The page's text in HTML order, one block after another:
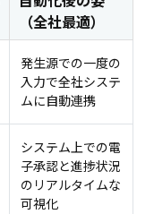
（全社最適）
発生源での一度の
入力で全社システ
ムに自動連携
システム上での電
子承認と進捗状況
のリアルタイムな
可視化